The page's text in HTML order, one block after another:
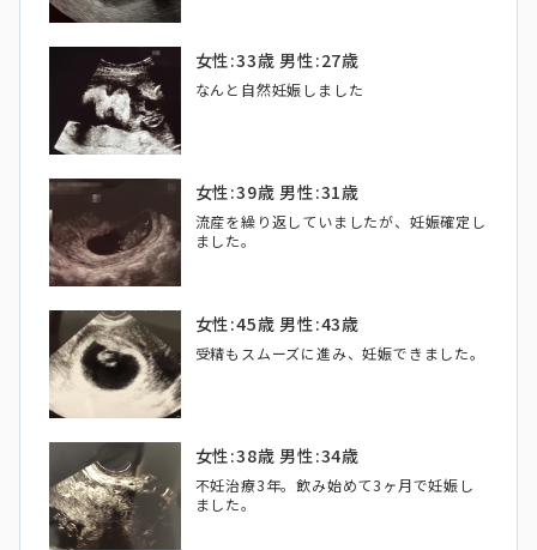
女性:33歳 男性:27歳
なんと自然妊娠しました
女性:39歳 男性:31歳
流産を繰り返していましたが、妊娠確定し
ました。
女性:45歳 男性:43歳
受精もスムーズに進み、妊娠できました。
女性:38歳 男性:34歳
不妊治療3年。飲み始めて3ヶ月で妊娠し
ました。